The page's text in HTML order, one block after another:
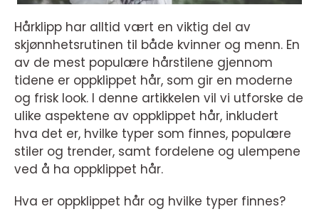
Hårklipp har alltid vært en viktig del av
skjønnhetsrutinen til både kvinner og menn. En
av de mest populære hårstilene gjennom
tidene er oppklippet hår, som gir en moderne
og frisk look. I denne artikkelen vil vi utforske de
ulike aspektene av oppklippet hår, inkludert
hva det er, hvilke typer som finnes, populære
stiler og trender, samt fordelene og ulempene
ved å ha oppklippet hår.
Hva er oppklippet hår og hvilke typer finnes?